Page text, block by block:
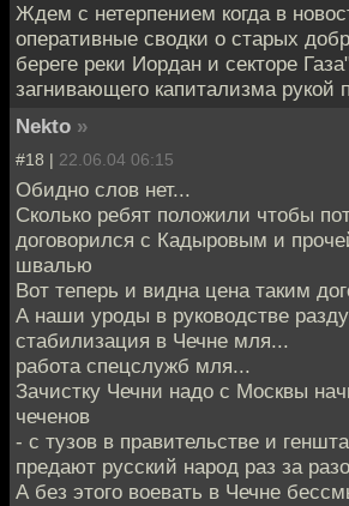
Ждем с нетерпением когда в
оперативные сводки о старых
береге реки Иордан и секторе
загнивающего капитализма рукой
Nekto »
#18 | 22.06.04 06:15
Обидно слов нет...
Сколько ребят положили чтобы
договорился с Кадыровым и
швалью
Вот теперь и видна цена таким
А наши уроды в руководстве
стабилизация в Чечне мля...
работа спецслужб мля...
Зачистку Чечни надо с Москвы
чеченов
- с тузов в правительстве и
предают русский народ раз за
А без этого воевать в Чечне